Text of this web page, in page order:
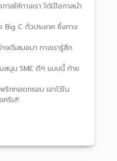
สให้ทางเรา ได้มีโอกาสนำ
Big C ทั่วประเทศ ซึ่งทาง
งดีเสมอมา ทางเรารู้สึก
สนุน SME ดีๆ แบบนี้ ท้าย
กทอดกรอบ เอาไว้ใน
รับ!!